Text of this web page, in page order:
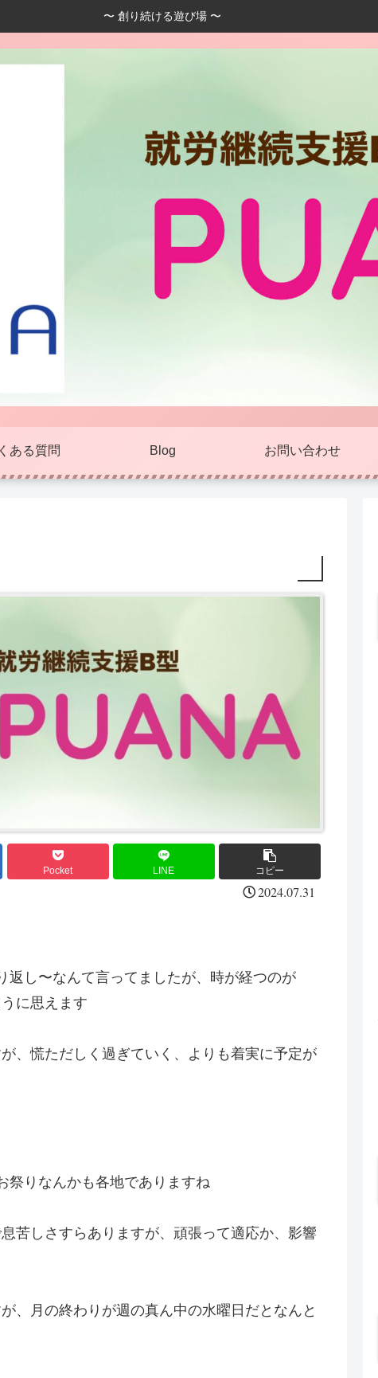
〜 創り続ける遊び場 〜
ある質問 Blog お問い合わせ
Pocket LINE コピー
2024.07.31
返し〜なんて言ってましたが、時が経つのが
に思えます
、慌ただしく過ぎていく、よりも着実に予定が
祭りなんかも各地でありますね
苦しさすらありますが、頑張って適応か、影響
、月の終わりが週の真ん中の水曜日だとなんと